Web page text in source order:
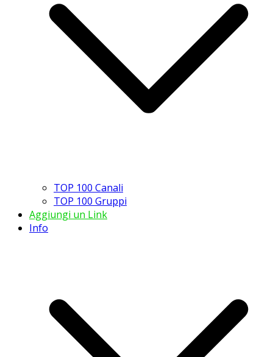
TOP 100 Canali
TOP 100 Gruppi
Aggiungi un Link
Info